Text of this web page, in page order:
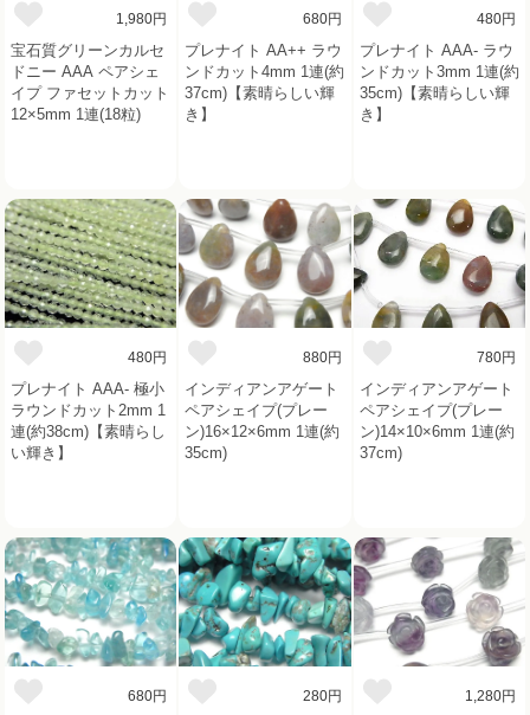
1,980円
宝石質グリーンカルセ
ドニー AAA ペアシェ
イプ ファセットカット
12×5mm 1連(18粒)
680円
プレナイト AA++ ラウ
ンドカット4mm 1連(約
37cm)【素晴らしい輝
き】
480円
プレナイト AAA- ラウ
ンドカット3mm 1連(約
35cm)【素晴らしい輝
き】
480円
プレナイト AAA- 極小
ラウンドカット2mm 1
連(約38cm)【素晴らし
い輝き】
880円
インディアンアゲート
ペアシェイプ(プレー
ン)16×12×6mm 1連(約
35cm)
780円
インディアンアゲート
ペアシェイプ(プレー
ン)14×10×6mm 1連(約
37cm)
680円 280円 1,280円